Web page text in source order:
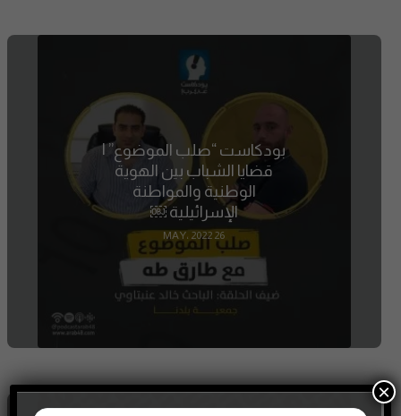
بودكاست “صلب الموضوع” |
قضايا الشباب بين الهوية
الوطنية والمواطنة
الإسرائيلية ￼
26 MAY، 2022
×